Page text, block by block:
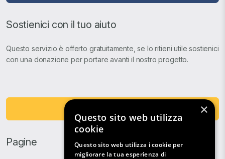
Sostienici con il tuo aiuto
Questo servizio è offerto gratuitamente, se lo ritieni utile sostienici
con una donazione per portare avanti il nostro progetto.
Pagine
×
Questo sito web utilizza
cookie
Questo sito web utilizza i cookie per
migliorare la tua esperienza di